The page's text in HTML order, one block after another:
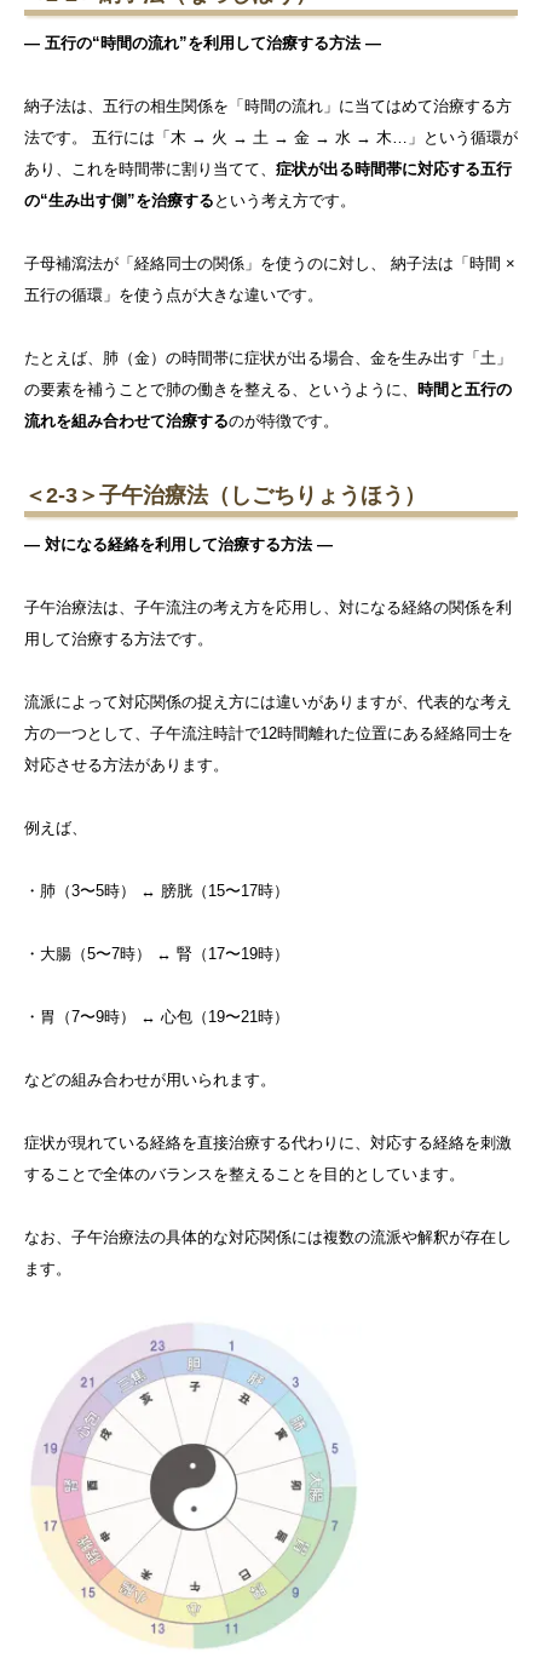
― 五行の“時間の流れ”を利用して治療する方法 ―
納子法は、五行の相生関係を「時間の流れ」に当てはめて治療する方
法です。 五行には「木 → 火 → 土 → 金 → 水 → 木…」という循環が
あり、これを時間帯に割り当てて、 症状が出る時間帯に対応する五行
の“生み出す側”を治療する という考え方です。
子母補瀉法が「経絡同士の関係」を使うのに対し、 納子法は「時間 ×
五行の循環」を使う点が大きな違いです。
たとえば、肺（金）の時間帯に症状が出る場合、金を生み出す「土」
の要素を補うことで肺の働きを整える、というように、 時間と五行の
流れを組み合わせて治療するのが特徴です。
＜2-3＞子午治療法（しごちりょうほう）
― 対になる経絡を利用して治療する方法 ―
子午治療法は、子午流注の考え方を応用し、対になる経絡の関係を利
用して治療する方法です。
流派によって対応関係の捉え方には違いがありますが、代表的な考え
方の一つとして、子午流注時計で12時間離れた位置にある経絡同士を
対応させる方法があります。
例えば、
・肺（3〜5時） ↔ 膀胱（15〜17時）
・大腸（5〜7時） ↔ 腎（17〜19時）
・胃（7〜9時） ↔ 心包（19〜21時）
などの組み合わせが用いられます。
症状が現れている経絡を直接治療する代わりに、対応する経絡を刺激
することで全体のバランスを整えることを目的としています。
なお、子午治療法の具体的な対応関係には複数の流派や解釈が存在し
ます。